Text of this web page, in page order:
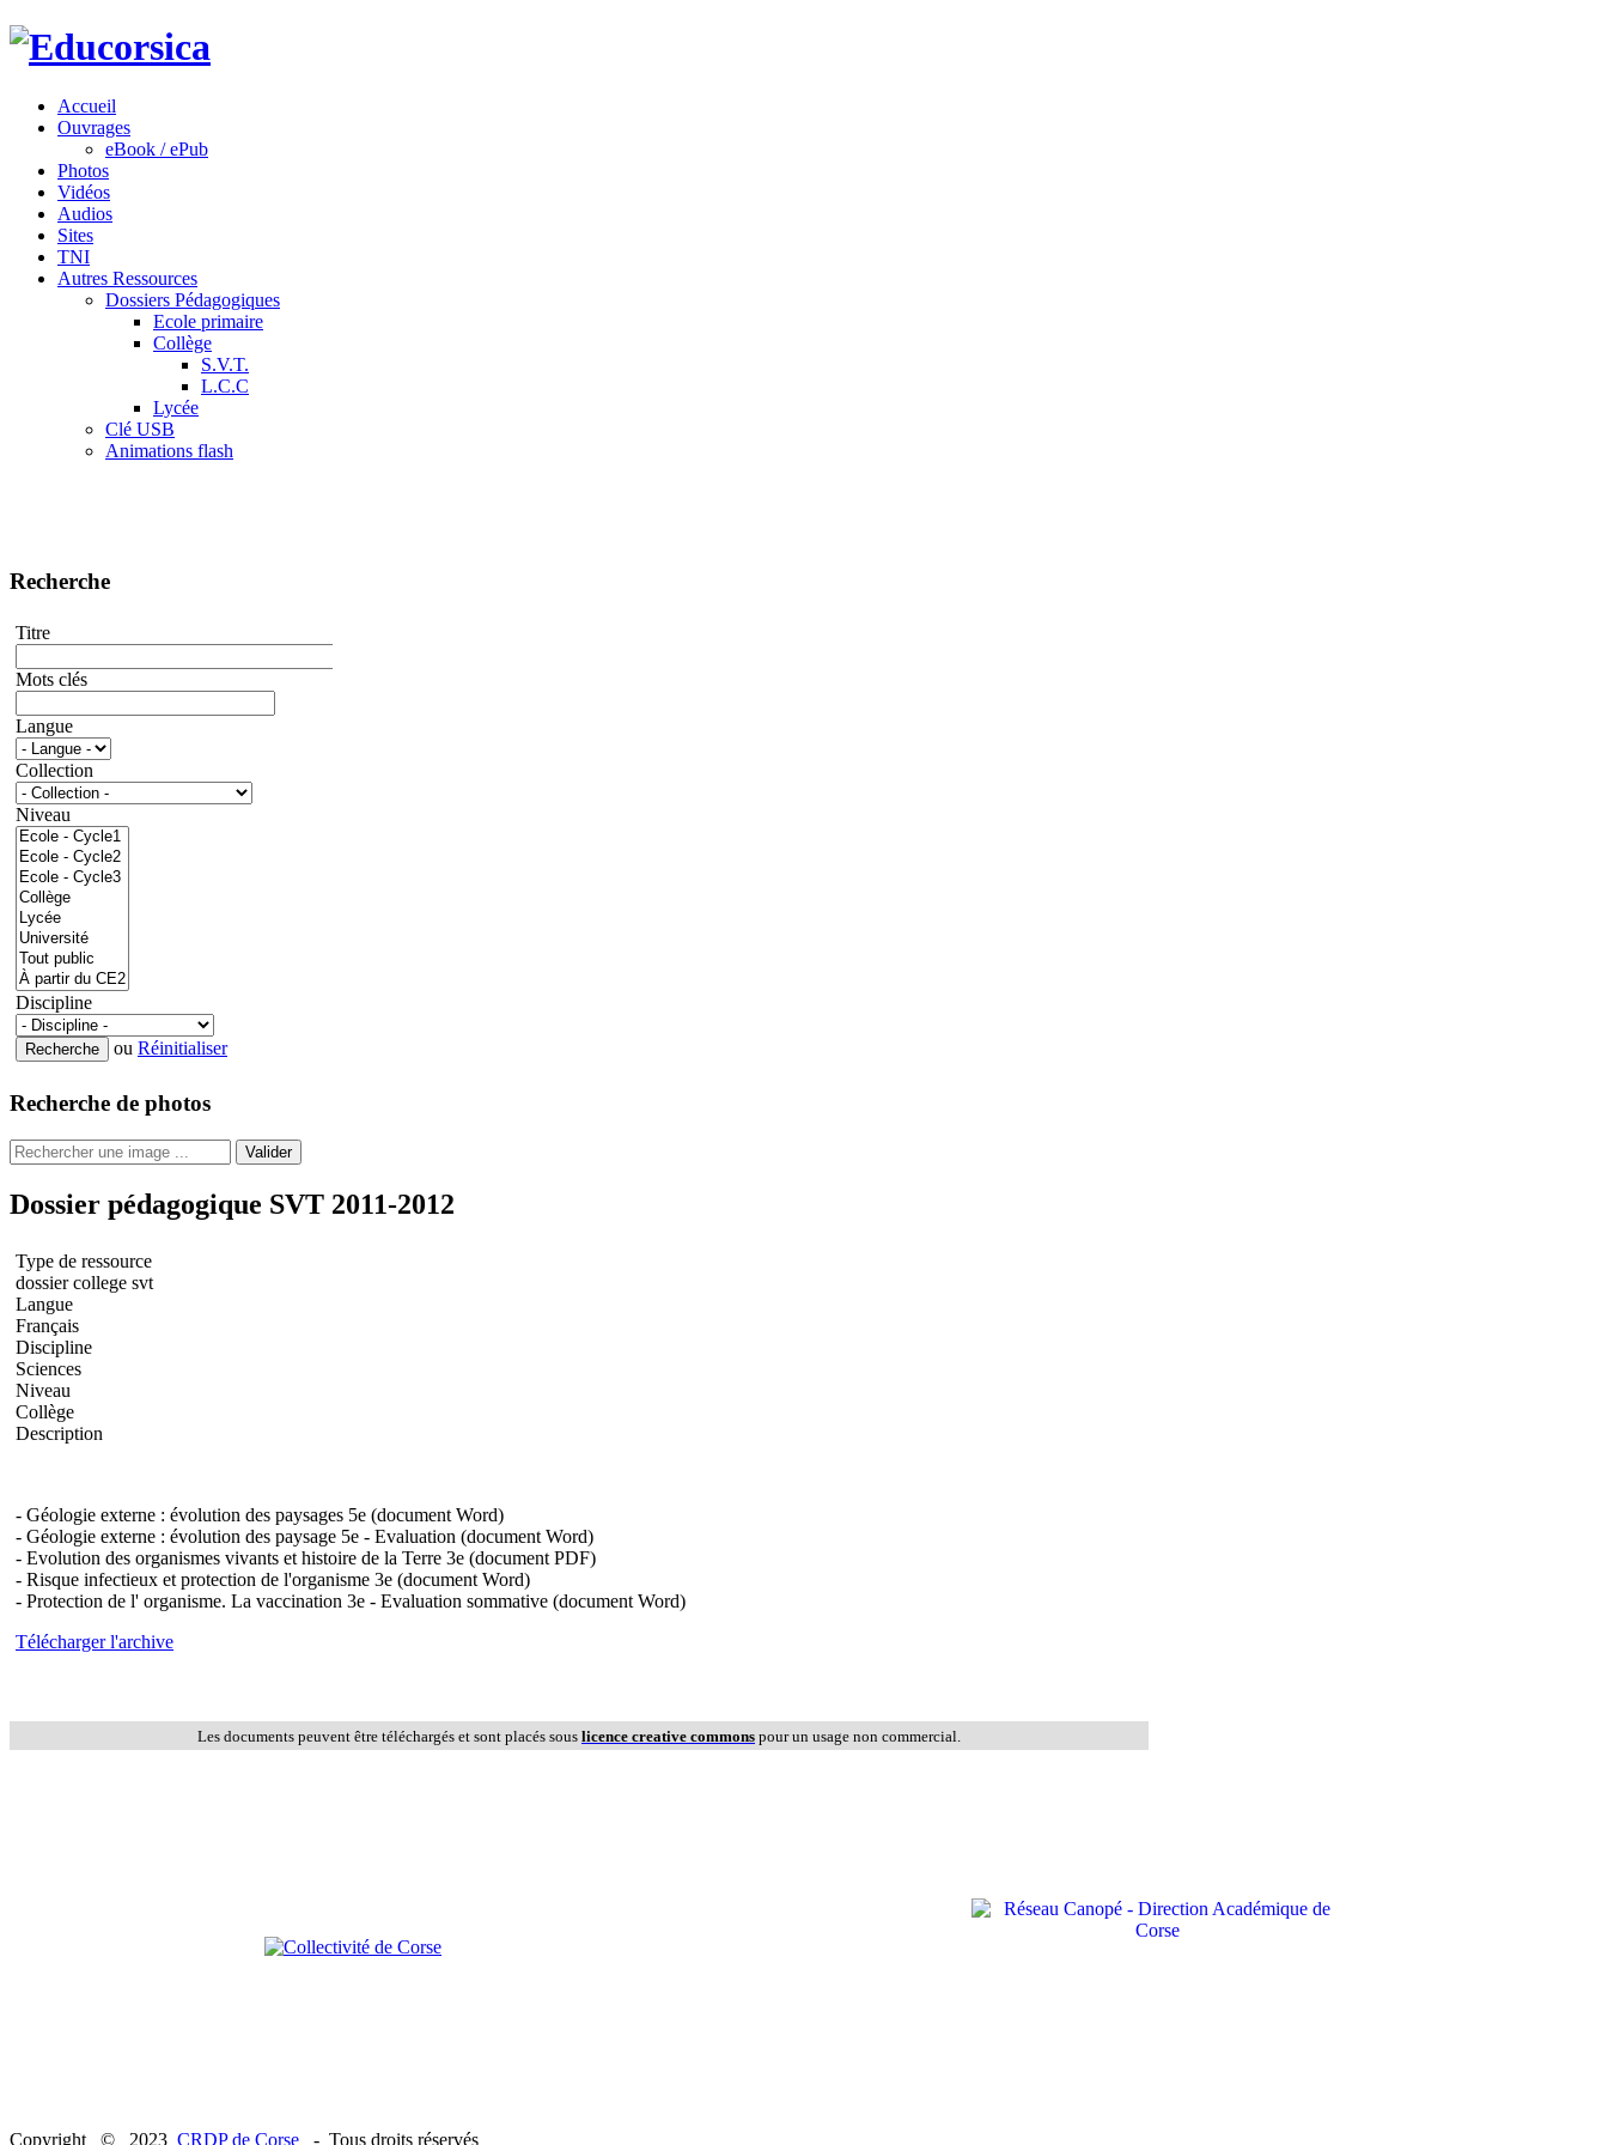
Accueil
Ouvrages
eBook / ePub
Photos
Vidéos
Audios
Sites
TNI
Autres Ressources
Dossiers Pédagogiques
Ecole primaire
Collège
S.V.T.
L.C.C
Lycée
Clé USB
Animations flash
Recherche
Titre
Mots clés
Langue
Collection
Niveau
Discipline
ou Réinitialiser
Recherche de photos
Valider
Dossier pédagogique SVT 2011-2012
Type de ressource
dossier college svt
Langue
Français
Discipline
Sciences
Niveau
Collège
Description
- Géologie externe : évolution des paysages 5e (document Word)
- Géologie externe : évolution des paysage 5e - Evaluation (document Word)
- Evolution des organismes vivants et histoire de la Terre 3e (document PDF)
- Risque infectieux et protection de l'organisme 3e (document Word)
- Protection de l' organisme. La vaccination 3e - Evaluation sommative (document Word)
Télécharger l'archive
Les documents peuvent être téléchargés et sont placés sous licence creative commons pour un usage non commercial.
Copyright © 2023 CRDP de Corse - Tous droits réservés